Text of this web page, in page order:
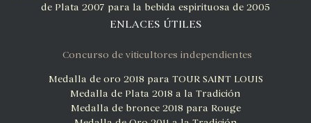
de Plata 2007 para la bebida espirituosa de 2005
ENLACES ÚTILES
Concurso de viticultores independientes
Medalla de oro 2018 para TOUR SAINT LOUIS
Medalla de Plata 2018 a la Tradición
Medalla de bronce 2018 para Rouge